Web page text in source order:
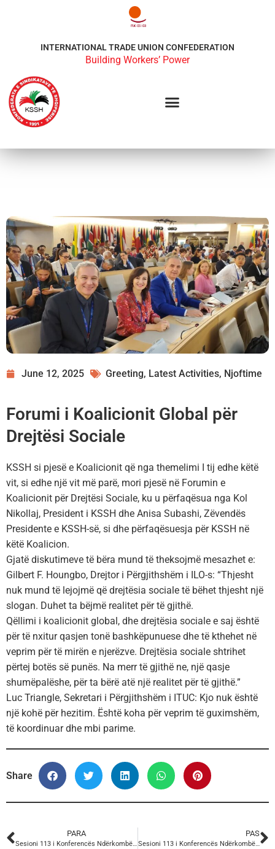
INTERNATIONAL TRADE UNION CONFEDERATION
Building Workers’ Power
June 12, 2025 Greeting, Latest Activities, Njoftime
Forumi i Koalicionit Global për
Drejtësi Sociale
KSSH si pjesë e Koalicionit që nga themelimi I tij edhe këtë
vit, si edhe një vit më parë, mori pjesë në Forumin e
Koalicionit për Drejtësi Sociale, ku u përfaqësua nga Kol
Nikollaj, President i KSSH dhe Anisa Subashi, Zëvendës
Presidente e KSSH-së, si dhe përfaqësuesja për KSSH në
këtë Koalicion.
Gjatë diskutimeve të bëra mund të theksojmë mesazhet e:
Gilbert F. Houngbo, Drejtor i Përgjithshëm i ILO-s: “Thjesht
nuk mund të lejojmë që drejtësia sociale të bëhet thjesht një
slogan. Duhet ta bëjmë realitet për të gjithë.
Qëllimi i koalicionit global, dhe drejtësia sociale e saj është
për të nxitur qasjen tonë bashkëpunuese dhe të kthehet në
veprim për të mirën e njerëzve. Drejtësia sociale shtrihet
përtej botës së punës. Na merr të gjithë ne, një qasje
shumëpalëshe, për ta bërë atë një realitet për të gjithë.”
Luc Triangle, Sekretari i Përgjithshëm i ITUC: Kjo nuk është
një kohë për hezitim. Është koha për veprim të guximshëm,
të koordinuar dhe mbi parime.
Share
PARA
Sesioni 113 i Konferencës Ndërkombëtare të Punës
PAS
Sesioni 113 i Konferencës Ndërkombëtare të Punës